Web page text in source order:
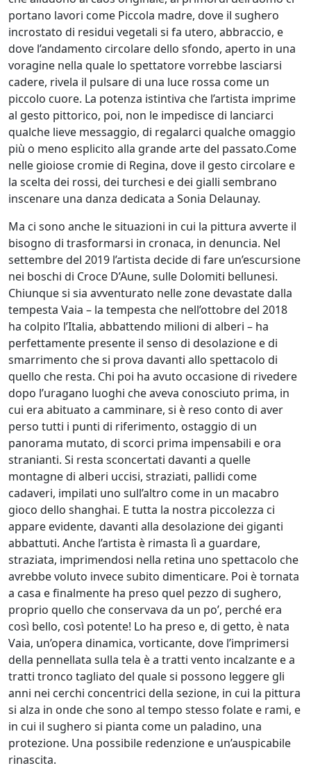
Vittorio
Menditto
Alexandra
Mitakidis
Domenico
Montesano
Simonetta
Moro
Pietro
Pancotto
Antonella
Peresson
Carlo
Piemonti
Ivan
Pili
Marialisa
Povegliano
Maria
Chiara
Pruna
Giovanni
Pulze
Graziella
portano lavori come Piccola madre, dove il sughero
incrostato di residui vegetali si fa utero, abbraccio, e
dove l’andamento circolare dello sfondo, aperto in una
voragine nella quale lo spettatore vorrebbe lasciarsi
cadere, rivela il pulsare di una luce rossa come un
piccolo cuore. La potenza istintiva che l’artista imprime
al gesto pittorico, poi, non le impedisce di lanciarci
qualche lieve messaggio, di regalarci qualche omaggio
più o meno esplicito alla grande arte del passato.Come
nelle gioiose cromie di Regina, dove il gesto circolare e
la scelta dei rossi, dei turchesi e dei gialli sembrano
inscenare una danza dedicata a Sonia Delaunay.
Ma ci sono anche le situazioni in cui la pittura avverte il
bisogno di trasformarsi in cronaca, in denuncia. Nel
settembre del 2019 l’artista decide di fare un’escursione
nei boschi di Croce D’Aune, sulle Dolomiti bellunesi.
Chiunque si sia avventurato nelle zone devastate dalla
tempesta Vaia – la tempesta che nell’ottobre del 2018
ha colpito l’Italia, abbattendo milioni di alberi – ha
perfettamente presente il senso di desolazione e di
smarrimento che si prova davanti allo spettacolo di
quello che resta. Chi poi ha avuto occasione di rivedere
dopo l’uragano luoghi che aveva conosciuto prima, in
cui era abituato a camminare, si è reso conto di aver
perso tutti i punti di riferimento, ostaggio di un
panorama mutato, di scorci prima impensabili e ora
stranianti. Si resta sconcertati davanti a quelle
montagne di alberi uccisi, straziati, pallidi come
cadaveri, impilati uno sull’altro come in un macabro
gioco dello shanghai. E tutta la nostra piccolezza ci
appare evidente, davanti alla desolazione dei giganti
abbattuti. Anche l’artista è rimasta lì a guardare,
straziata, imprimendosi nella retina uno spettacolo che
avrebbe voluto invece subito dimenticare. Poi è tornata
a casa e finalmente ha preso quel pezzo di sughero,
proprio quello che conservava da un po’, perché era
così bello, così potente! Lo ha preso e, di getto, è nata
Vaia, un’opera dinamica, vorticante, dove l’imprimersi
della pennellata sulla tela è a tratti vento incalzante e a
tratti tronco tagliato del quale si possono leggere gli
anni nei cerchi concentrici della sezione, in cui la pittura
si alza in onde che sono al tempo stesso folate e rami, e
in cui il sughero si pianta come un paladino, una
protezione. Una possibile redenzione e un’auspicabile
rinascita.